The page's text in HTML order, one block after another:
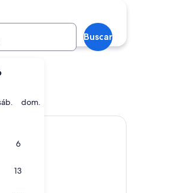
sábado
dom.
6
13
Buscar